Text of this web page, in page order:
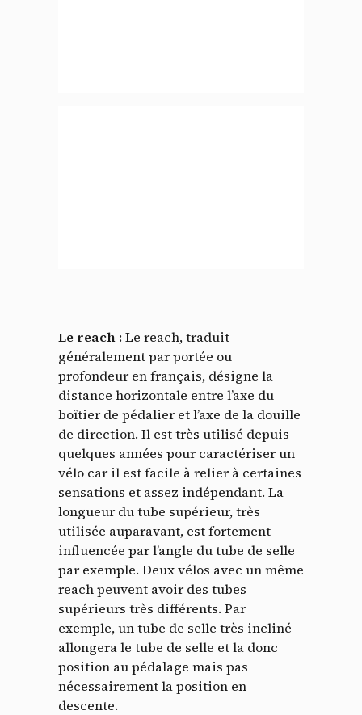
Le reach :Le reach, traduit
généralement par portée ou
profondeur en français, désigne la
distance horizontale entre l’axe du
boîtier de pédalier et l’axe de la douille
de direction. Il est très utilisé depuis
quelques années pour caractériser un
vélo car il est facile à relier à certaines
sensations et assez indépendant. La
longueur du tube supérieur, très
utilisée auparavant, est fortement
influencée par l’angle du tube de selle
par exemple. Deux vélos avec un même
reach peuvent avoir des tubes
supérieurs très différents. Par
exemple, un tube de selle très incliné
allongera le tube de selle et la donc
position au pédalage mais pas
nécessairement la position en
descente.